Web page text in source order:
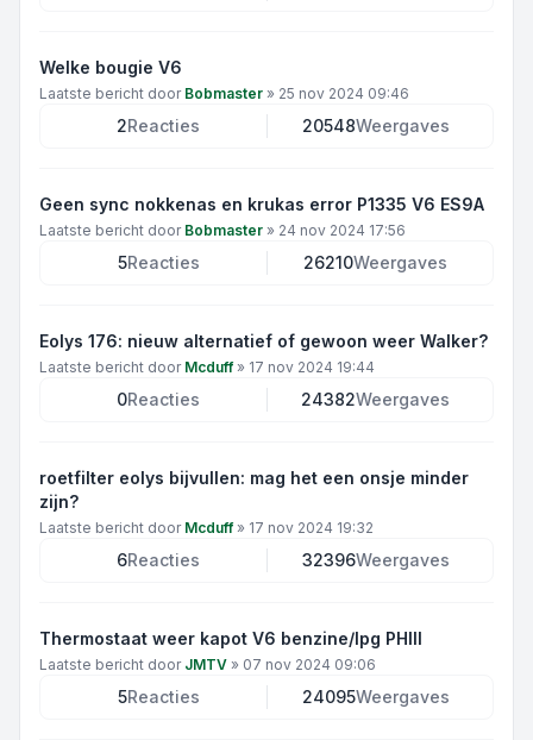
Welke bougie V6
Laatste bericht door Bobmaster » 25 nov 2024 09:46
2Reacties 20548Weergaves
Geen sync nokkenas en krukas error P1335 V6 ES9A
Laatste bericht door Bobmaster » 24 nov 2024 17:56
5Reacties 26210Weergaves
Eolys 176: nieuw alternatief of gewoon weer Walker?
Laatste bericht door Mcduff» 17 nov 2024 19:44
0Reacties 24382Weergaves
roetfilter eolys bijvullen: mag het een onsje minder
zijn?
Laatste bericht door Mcduff» 17 nov 2024 19:32
6Reacties 32396Weergaves
Thermostaat weer kapot V6 benzine/lpg PHIII
Laatste bericht door JMTV » 07 nov 2024 09:06
5Reacties 24095Weergaves